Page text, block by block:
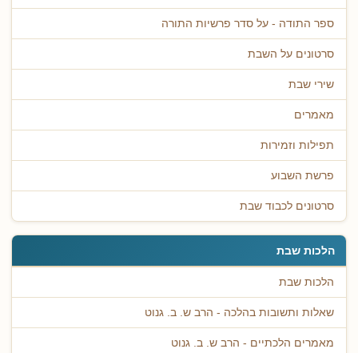
ספר התודה - על סדר פרשיות התורה
סרטונים על השבת
שירי שבת
מאמרים
תפילות וזמירות
פרשת השבוע
סרטונים לכבוד שבת
הלכות שבת
הלכות שבת
שאלות ותשובות בהלכה - הרב ש. ב. גנוט
מאמרים הלכתיים - הרב ש. ב. גנוט